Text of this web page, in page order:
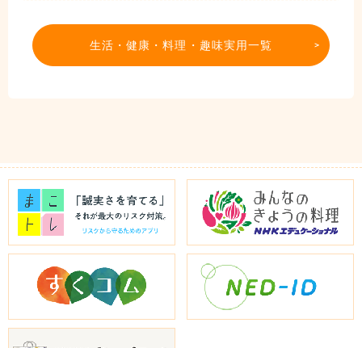
生活・健康・料理・趣味実用一覧